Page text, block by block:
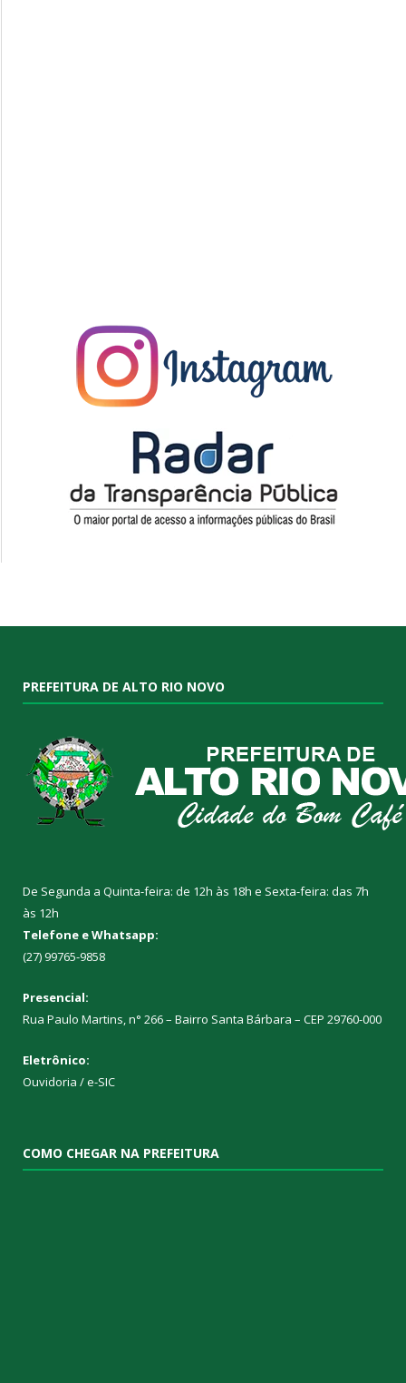
PREFEITURA DE ALTO RIO NOVO
De Segunda a Quinta-feira: de 12h às 18h e Sexta-feira: das 7h
às 12h
Telefone e Whatsapp:
(27) 99765-9858
Presencial:
Rua Paulo Martins, n° 266 – Bairro Santa Bárbara – CEP 29760-000
Eletrônico:
Ouvidoria /e-SIC
COMO CHEGAR NA PREFEITURA